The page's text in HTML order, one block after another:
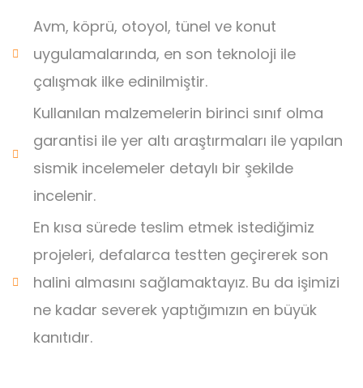
Avm, köprü, otoyol, tünel ve konut
uygulamalarında, en son teknoloji ile
çalışmak ilke edinilmiştir.
Kullanılan malzemelerin birinci sınıf olma
garantisi ile yer altı araştırmaları ile yapılan
sismik incelemeler detaylı bir şekilde
incelenir.
En kısa sürede teslim etmek istediğimiz
projeleri, defalarca testten geçirerek son
halini almasını sağlamaktayız. Bu da işimizi
ne kadar severek yaptığımızın en büyük
kanıtıdır.